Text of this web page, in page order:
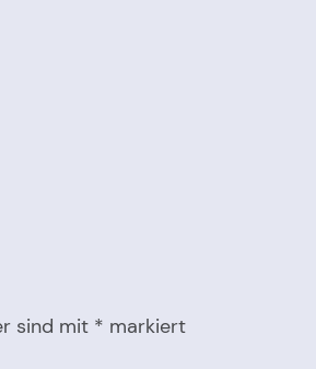
sind mit * markiert